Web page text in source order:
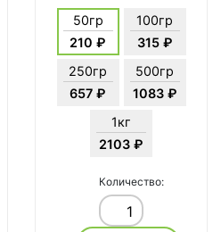
50гр
210 ₽
100гр
315 ₽
250гр
657 ₽
500гр
1083 ₽
1кг
2103 ₽
Количество: